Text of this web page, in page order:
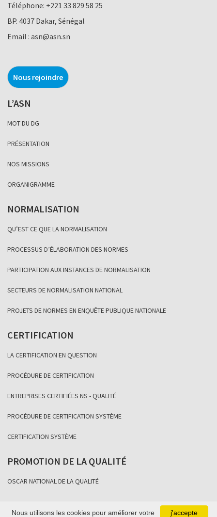
Téléphone: +221 33 829 58 25
BP. 4037 Dakar, Sénégal
Email : asn@asn.sn
Nous rejoindre
L’ASN
MOT DU DG
PRÉSENTATION
NOS MISSIONS
ORGANIGRAMME
NORMALISATION
QU’EST CE QUE LA NORMALISATION
PROCESSUS D’ÉLABORATION DES NORMES
PARTICIPATION AUX INSTANCES DE NORMALISATION
SECTEURS DE NORMALISATION NATIONAL
PROJETS DE NORMES EN ENQUÊTE PUBLIQUE NATIONALE
CERTIFICATION
LA CERTIFICATION EN QUESTION
PROCÉDURE DE CERTIFICATION
ENTREPRISES CERTIFIÉES NS - QUALITÉ
PROCÉDURE DE CERTIFICATION SYSTÈME
CERTIFICATION SYSTÈME
PROMOTION DE LA QUALITÉ
OSCAR NATIONAL DE LA QUALITÉ
j'accepte
Nous utilisons les cookies pour améliorer votre